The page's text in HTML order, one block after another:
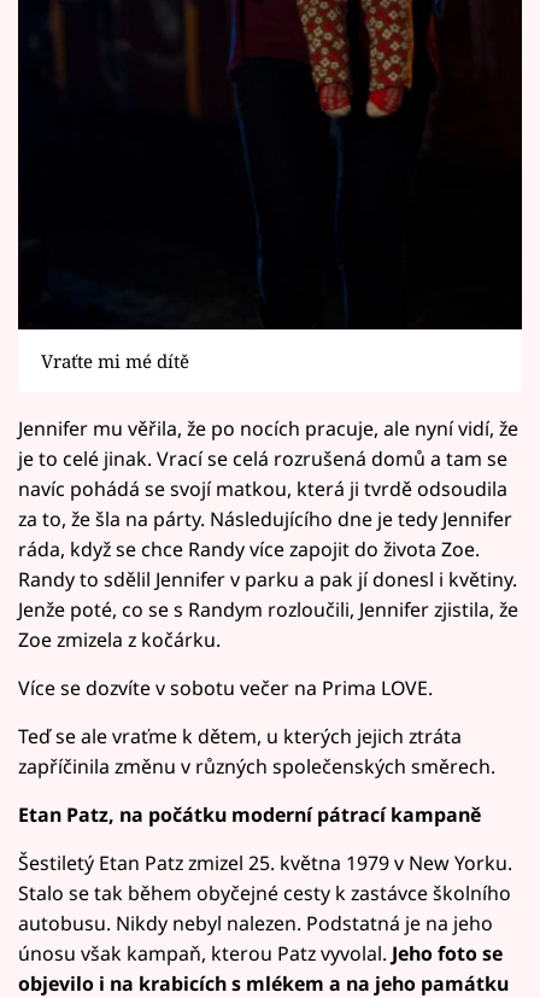
Vraťte mi mé dítě
Jennifer mu věřila, že po nocích pracuje, ale nyní vidí, že
je to celé jinak. Vrací se celá rozrušená domů a tam se
navíc pohádá se svojí matkou, která ji tvrdě odsoudila
za to, že šla na párty. Následujícího dne je tedy Jennifer
ráda, když se chce Randy více zapojit do života Zoe.
Randy to sdělil Jennifer v parku a pak jí donesl i květiny.
Jenže poté, co se s Randym rozloučili, Jennifer zjistila, že
Zoe zmizela z kočárku.
Více se dozvíte v sobotu večer na Prima LOVE.
Teď se ale vraťme k dětem, u kterých jejich ztráta
zapříčinila změnu v různých společenských směrech.
Etan Patz, na počátku moderní pátrací kampaně
Šestiletý Etan Patz zmizel 25. května 1979 v New Yorku.
Stalo se tak během obyčejné cesty k zastávce školního
autobusu. Nikdy nebyl nalezen. Podstatná je na jeho
únosu však kampaň, kterou Patz vyvolal. Jeho foto se
objevilo i na krabicích s mlékem a na jeho památku